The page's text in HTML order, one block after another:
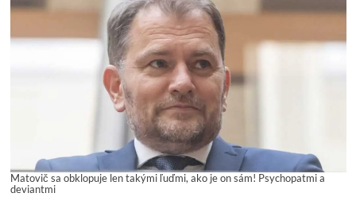
Matovič sa obklopuje len takými ľuďmi, ako je on sám! Psychopatmi a
deviantmi